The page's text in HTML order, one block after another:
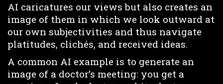
AI caricatures our views but also creates an
image of them in which we look outward at
our own subjectivities and thus navigate
platitudes, clichés, and received ideas.
A common AI example is to generate an
image of a doctor’s meeting: you get a